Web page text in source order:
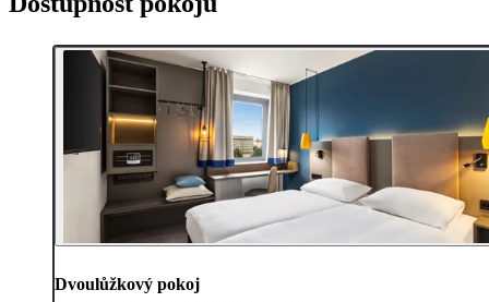
Dvoulůžkový pokoj